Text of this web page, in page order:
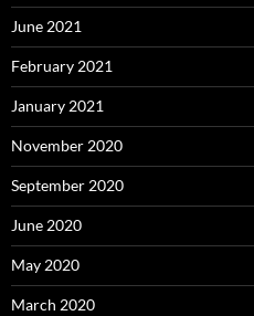
June 2021
February 2021
January 2021
November 2020
September 2020
June 2020
May 2020
March 2020